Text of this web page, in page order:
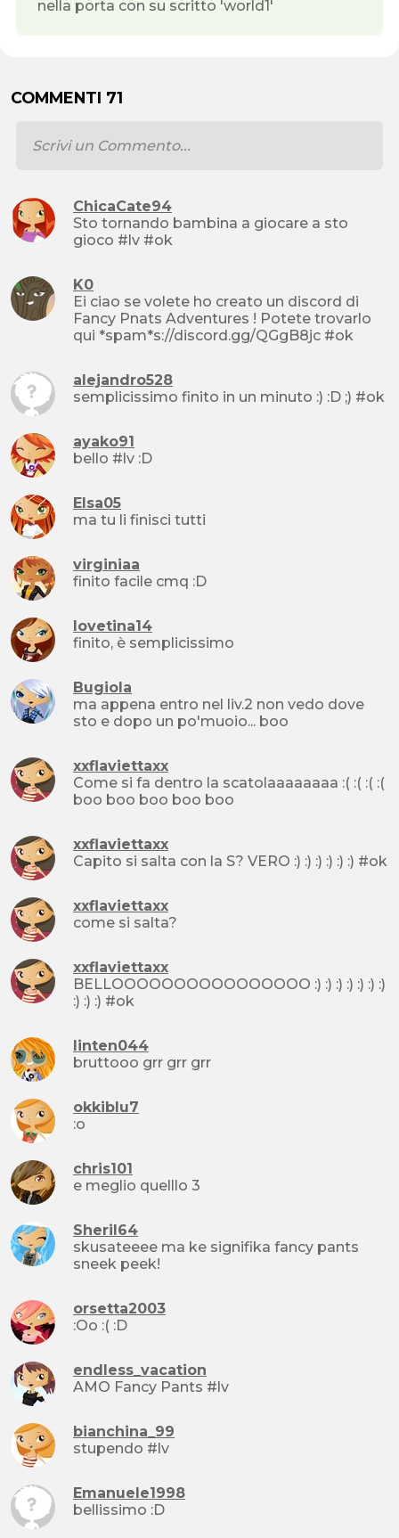
nella porta con su scritto 'world1'
COMMENTI 71
ChicaCate94
Sto tornando bambina a giocare a sto
gioco #lv #ok
K0
Ei ciao se volete ho creato un discord di
Fancy Pnats Adventures ! Potete trovarlo
qui *spam*s://discord.gg/QGgB8jc #ok
alejandro528
semplicissimo finito in un minuto :) :D ;) #ok
ayako91
bello #lv :D
Elsa05
ma tu li finisci tutti
virginiaa
finito facile cmq :D
lovetina14
finito, è semplicissimo
Bugiola
ma appena entro nel liv.2 non vedo dove
sto e dopo un po'muoio... boo
xxflaviettaxx
Come si fa dentro la scatolaaaaaaaa :( :( :( :(
boo boo boo boo boo
xxflaviettaxx
Capito si salta con la S? VERO :) :) :) :) :) :) #ok
xxflaviettaxx
come si salta?
xxflaviettaxx
BELLOOOOOOOOOOOOOOOO :) :) :) :) :) :) :)
:) :) :) #ok
linten044
bruttooo grr grr grr
okkiblu7
:o
chris101
e meglio quelllo 3
Sheril64
skusateeee ma ke signifika fancy pants
sneek peek!
orsetta2003
:Oo :( :D
endless_vacation
AMO Fancy Pants #lv
bianchina_99
stupendo #lv
Emanuele1998
bellissimo :D